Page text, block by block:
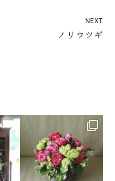
NEXT
ノリウツギ